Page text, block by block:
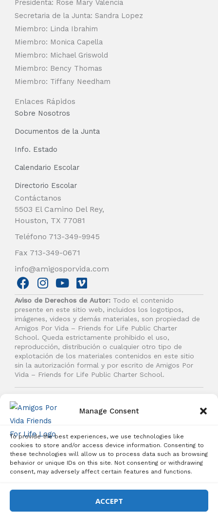
Manage Consent
To provide the best experiences, we use technologies like
cookies to store and/or access device information. Consenting to
these technologies will allow us to process data such as browsing
behavior or unique IDs on this site. Not consenting or withdrawing
consent, may adversely affect certain features and functions.
ACCEPT
Presidenta: Rose Mary Valencia
Secretaria de la Junta: Sandra Lopez
Miembro: Linda Ibrahim
Miembro: Monica Capella
Miembro: Michael Griswold
Miembro: Bency Thomas
Miembro: Tiffany Needham
Enlaces Rápidos
Sobre Nosotros
Documentos de la Junta
Info. Estado
Calendario Escolar
Directorio Escolar
Contáctanos
5503 El Camino Del Rey,
Houston, TX 77081
Teléfono 713-349-9945
Fax 713-349-0671
info@amigosporvida.com
F
a
c
e
b
o
o
k
I
n
s
t
a
g
r
a
m
Y
o
u
t
u
b
e
V
i
m
e
o
Aviso de Derechos de Autor: Todo el contenido
presente en este sitio web, incluidos los logotipos,
imágenes, videos y demás materiales, son propiedad de
Amigos Por Vida – Friends for Life Public Charter
School. Queda estrictamente prohibido el uso,
reproducción, distribución o cualquier otro tipo de
explotación de los materiales contenidos en este sitio
sin la autorización formal y por escrito de Amigos Por
Vida – Friends for Life Public Charter School.
Inscripciones Abiertas – Matrícula Gratuita
derechos reservados.